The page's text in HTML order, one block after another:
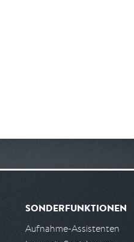
SONDERFUNKTIONEN
Aufnahme-Assistenten